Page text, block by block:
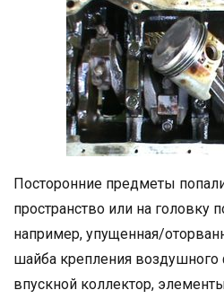
Посторонние предметы
пространство или на головку
например, упущенная/
шайба крепления воздушного
впускной коллектор,